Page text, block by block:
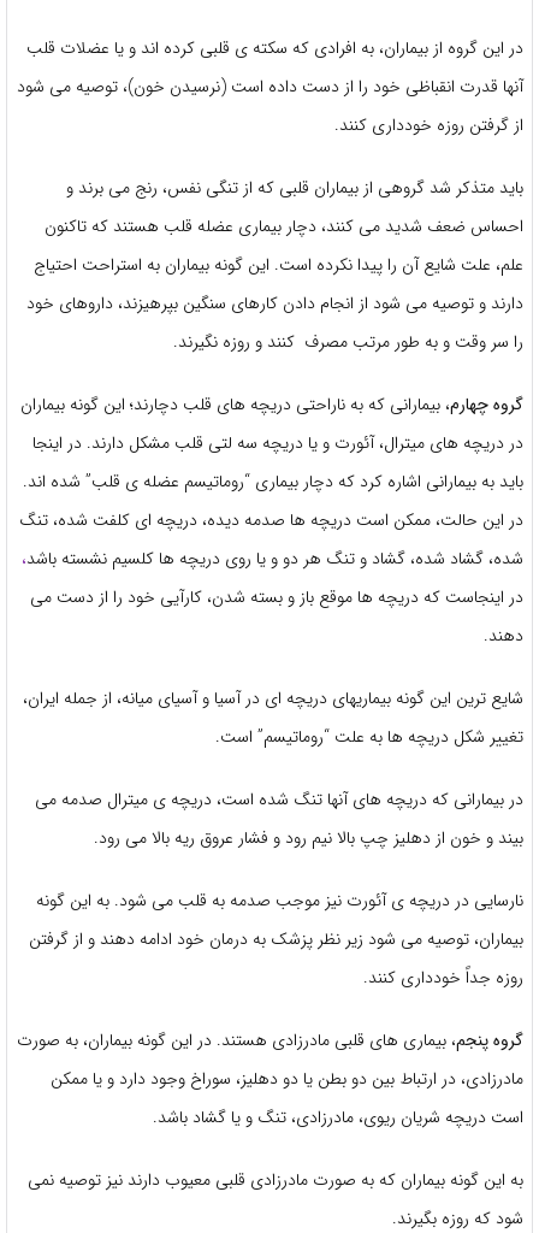
در این گروه از بیماران، به افرادی که سکته ی قلبی کرده اند و یا عضلات قلب
آنها قدرت انقباظی خود را از دست داده است (نرسیدن خون)، توصیه می شود
از گرفتن روزه خودداری کنند.
باید متذکر شد گروهی از بیماران قلبی که از تنگی نفس، رنج می برند و
احساس ضعف شدید می کنند، دچار بیماری عضله قلب هستند که تاکنون
علم، علت شایع آن را پیدا نکرده است. این گونه بیماران به استراحت احتیاج
دارند و توصیه می شود از انجام دادن کارهای سنگین بپرهیزند، داروهای خود
را سر وقت و به طور مرتب مصرف کنند و روزه نگیرند.
گروه چهارم، بیمارانی که به ناراحتی دریچه های قلب دچارند؛ این گونه بیماران
در دریچه های میترال، آئورت و یا دریچه سه لتی قلب مشکل دارند. در اینجا
باید به بیمارانی اشاره کرد که دچار بیماری “روماتیسم عضله ی قلب” شده اند.
در این حالت، ممکن است دریچه ها صدمه دیده، دریچه ای کلفت شده، تنگ
شده، گشاد شده، گشاد و تنگ هر دو و یا روی دریچه ها کلسیم نشسته باشد،
در اینجاست که دریچه ها موقع باز و بسته شدن، کارآیی خود را از دست می
دهند.
شایع ترین این گونه بیماریهای دریچه ای در آسیا و آسیای میانه، از جمله ایران،
تغییر شکل دریچه ها به علت “روماتیسم” است.
در بیمارانی که دریچه های آنها تنگ شده است، دریچه ی میترال صدمه می
بیند و خون از دهلیز چپ بالا نیم رود و فشار عروق ریه بالا می رود.
نارسایی در دریچه ی آئورت نیز موجب صدمه به قلب می شود. به این گونه
بیماران، توصیه می شود زیر نظر پزشک به درمان خود ادامه دهند و از گرفتن
روزه جداً خودداری کنند.
گروه پنجم، بیماری های قلبی مادرزادی هستند. در این گونه بیماران، به صورت
مادرزادی، در ارتباط بین دو بطن یا دو دهلیز، سوراخ وجود دارد و یا ممکن
است دریچه شریان ریوی، مادرزادی، تنگ و یا گشاد باشد.
به این گونه بیماران که به صورت مادرزادی قلبی معیوب دارند نیز توصیه نمی
شود که روزه بگیرند.